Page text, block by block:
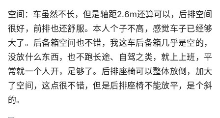
空间：车虽然不长，但是轴距2.6m还算可以，后排空间
很好，前排也还舒服。本人个子不高，感觉车子已经够
大了。后备箱空间也不错，我这车后备箱几乎是空的，
没放什么东西，也不跑长途、自驾之类，就上上班，平
常就一个人开，足够了。后排座椅可以整体放倒，加大
了空间，这点很不错，但是后排座椅不能放平，是个斜
的。